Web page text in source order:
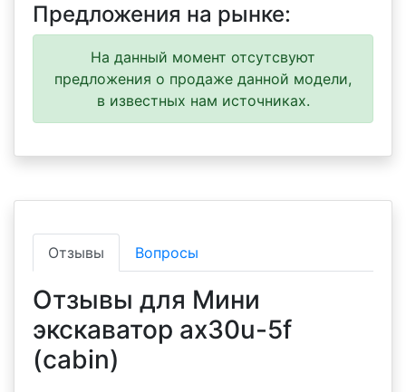
Предложения на рынке:
На данный момент отсутсвуют
предложения о продаже данной модели,
в известных нам источниках.
Отзывы Вопросы
Отзывы для Мини
экскаватор ax30u-5f
(cabin)